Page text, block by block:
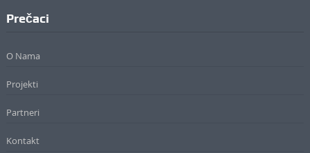
Prečaci
O Nama
Projekti
Partneri
Kontakt